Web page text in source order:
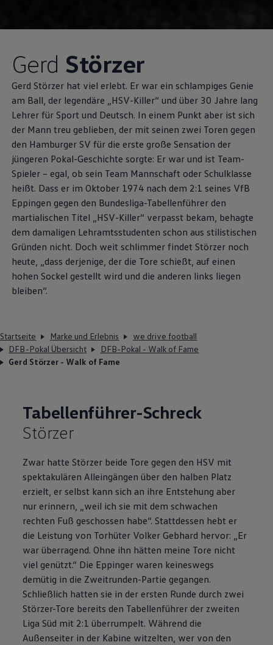
Gerd Störzer
​Gerd Störzer hat viel erlebt. Er war ein schlampiges Genie
am Ball, der legendäre „HSV-Killer“ und über 30 Jahre lang
Lehrer für Sport und Deutsch. In einem Punkt aber ist sich
der Mann treu geblieben, der mit seinen zwei Toren gegen
den Hamburger SV für die erste große Sensation der
jüngeren Pokal-Geschichte sorgte: Er war und ist Team-
Spieler – egal, ob sein Team Mannschaft oder Schulklasse
heißt. Dass er im Oktober 1974 nach dem 2:1 seines VfB
Eppingen gegen den Bundesliga-Tabellenführer den
martialischen Titel „HSV-Killer“ verpasst bekam, behagte
dem damaligen Lehramtsstudenten schon aus stilistischen
Gründen nicht. Doch weit schlimmer findet Störzer noch
heute, „dass derjenige, der die Tore schießt, auf einen
hohen Sockel gestellt wird und die anderen links liegen
bleiben“.
Startseite Marke und Erlebnis
we drive football
DFB-Pokal Übersicht
DFB-Pokal - Walk of Fame
Gerd Störzer - Walk of Fame
Tabellenführer-Schreck
Störzer​
Zwar hatte Störzer beide Tore gegen den HSV mit
spektakulären Alleingängen über den halben Platz
erzielt, er selbst kann sich an ihre Entstehung aber
nur erinnern, „weil ich sie mit dem schwachen
rechten Fuß geschossen habe“. Stattdessen hebt er
die Leistung von Torhüter Volker Gebhard hervor: „Er
war überragend. Ohne ihn hätten meine Tore nicht
viel genützt.“ Die Eppinger waren keineswegs
demütig in die Zweitrunden-Partie gegangen.
Schließlich hatten sie in der ersten Runde durch zwei
Störzer-Tore bereits den Tabellenführer der zweiten
Liga Süd mit 2:1 überrumpelt. Während die
Außenseiter in der Kabine witzelten, wer von den